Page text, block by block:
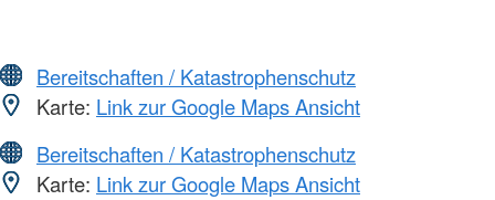
Bereitschaften / Katastrophenschutz
Karte: Link zur Google Maps Ansicht
Bereitschaften / Katastrophenschutz
Karte: Link zur Google Maps Ansicht